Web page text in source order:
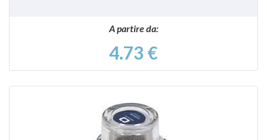
A partire da:
4.73 €